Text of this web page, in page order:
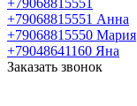
+79068815551
+79068815551 Анна
+79068815550 Мария
+79048641160 Яна
Заказать звонок